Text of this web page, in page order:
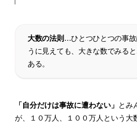
大数の法則 …ひとつひとつの事
うに見えても、大きな数でみる
ある。
「自分だけは事故に遭わない」 とみ
が、１０万人、１００万人という大